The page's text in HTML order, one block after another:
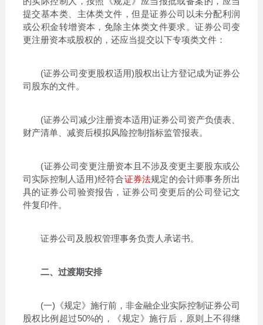
提交基本类、主体类文件，但是证券公司以未分配利润
或公积金转增资本，免除主体类文件要求。证券公司变
更注册资本或股权的，还应当提交以下专项类文件：
(证券公司变更股权适用)股权出让方登记成为证券公
司股东的文件。
(证券公司减少注册资本适用)证券公司资产负债表、
财产清单、减资后模拟风险控制指标监管报表。
(证券公司变更注册资本且不涉及变更主要股东或公
司实际控制人适用)经符合证券法规定的会计师事务所出
具的证券公司验资报告，证券公司变更后的公司登记文
件复印件。
证券公司及股权管理事务负责人承诺书。
二、过渡期安排
(一)《规定》施行前，非金融企业实际控制证券公司
股权比例超过50%的，《规定》施行后，原则上不得继